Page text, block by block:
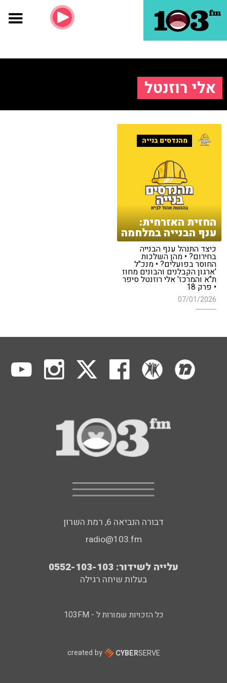
אלי רוזנטל
מהנדסים בנייה
החזית האזרחית:
ענף הבנייה במלחמה
כיצד התנהל ענף הבנייה
בחירום? • מהן השלכות
החוסר בפועלים? • מנכ"ל
'ארגון הקבלנים והבונים מחוז
ת"א והמרכז' אלי רוזנטל סיפר
• פרק 18
07/01/2026
דבורה הנביאה 6, רמת השרון
radio@103.fm
עלייה לשידור: 0552-103-103
בעלות שיחה רגילה
כל הזכויות שמורות ל - 103FM
created by CYBERSERVE